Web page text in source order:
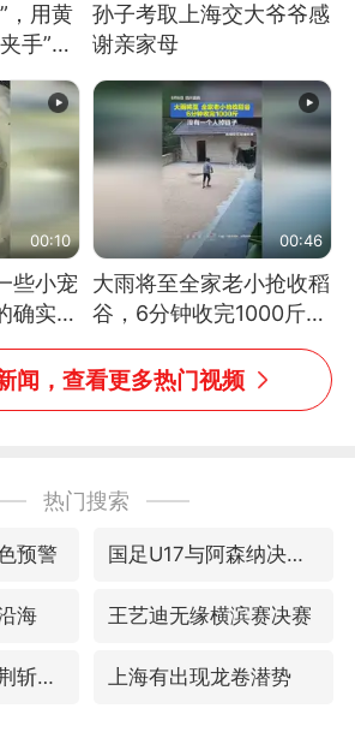
，用黄
手”，
如身
孙子考取上海交大爷爷感
谢亲家母
00:10
些小宠
确实有
00:46
大雨将至全家老小抢收稻
谷，6分钟收完1000斤，
没有一个人掉链子
闻，查看更多热门视频
热门搜索
预警 国足U17与阿森纳决赛取消 并列冠军
海 王艺迪无缘横滨赛决赛
刘畊宏加盟《披荆斩棘》 上海有出现龙卷潜势